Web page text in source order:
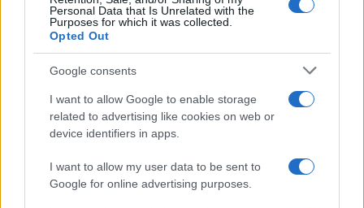
Personal Data that Is Unrelated with the
Purposes for which it was collected.
Opted Out
Google consents
I want to allow Google to enable storage
related to advertising like cookies on web or
device identifiers in apps.
I want to allow my user data to be sent to
Google for online advertising purposes.
contorni diun organizzato terrorismo
culturale. Per ora, ma – ecco un’altra previsione
da verificare nel 2024 – con licenza di evoluzione.
Perché una cosa è certa, fino a che questi nuovi
sovversivi non verranno bloccati, con le maniere
forti, non c’è ragione per cui smettano di salire di
Pichetto Fratin, come fanno praticamente tutti i